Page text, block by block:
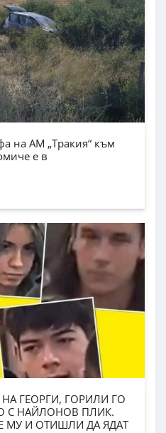
на АМ „Тракия“ към
е в
ГЕОРГИ, ГОРИЛИ ГО
С НАЙЛОНОВ ПЛИК.
МУ И ОТИШЛИ ДА ЯДАТ